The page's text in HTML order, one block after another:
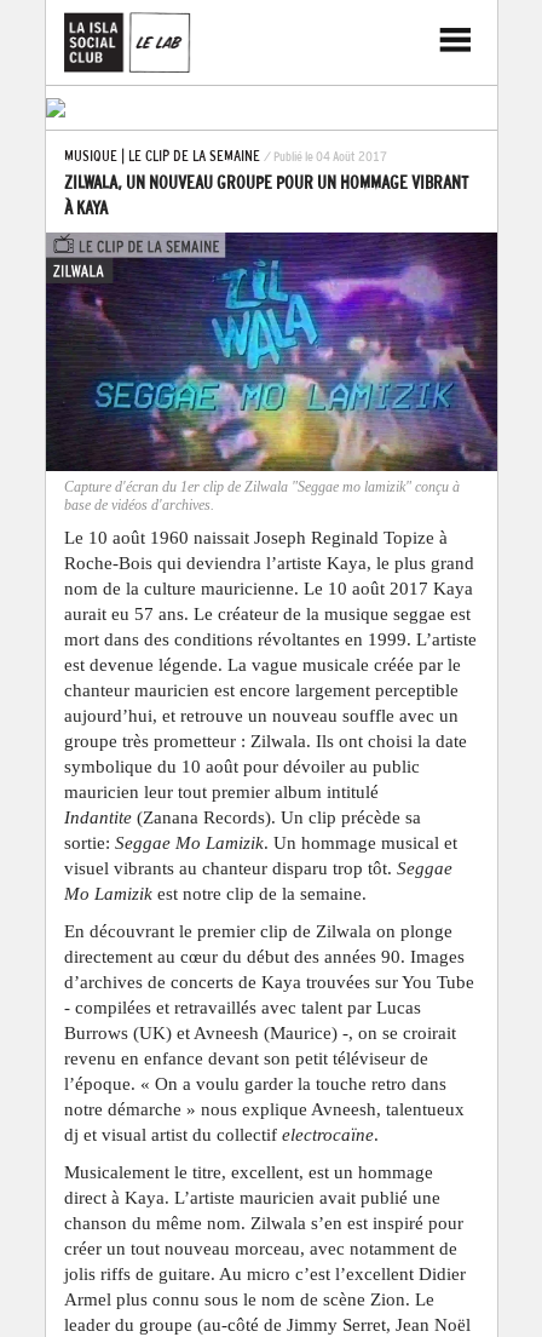
MUSIQUE| LE CLIP DE LA SEMAINE / Publié le 04 Août 2017
ZILWALA, UN NOUVEAU GROUPE POUR UN HOMMAGE VIBRANT
À KAYA
Capture d'écran du 1er clip de Zilwala "Seggae mo lamizik" conçu à
base de vidéos d'archives.
Le 10 août 1960 naissait Joseph Reginald Topize à
Roche-Bois qui deviendra l’artiste Kaya, le plus grand
nom de la culture mauricienne. Le 10 août 2017 Kaya
aurait eu 57 ans. Le créateur de la musique seggae est
mort dans des conditions révoltantes en 1999. L’artiste
est devenue légende. La vague musicale créée par le
chanteur mauricien est encore largement perceptible
aujourd’hui, et retrouve un nouveau souffle avec un
groupe très prometteur : Zilwala. Ils ont choisi la date
symbolique du 10 août pour dévoiler au public
mauricien leur tout premier album intitulé
Indantite(Zanana Records). Un clip précède sa
sortie: Seggae Mo Lamizik. Un hommage musical et
visuel vibrants au chanteur disparu trop tôt. Seggae
Mo Lamizikest notre clip de la semaine.
En découvrant le premier clip de Zilwala on plonge
directement au cœur du début des années 90. Images
d’archives de concerts de Kaya trouvées sur You Tube
- compilées et retravaillés avec talent par Lucas
Burrows (UK) et Avneesh (Maurice) -, on se croirait
revenu en enfance devant son petit téléviseur de
l’époque. « On a voulu garder la touche retro dans
notre démarche » nous explique Avneesh, talentueux
dj et visual artist du collectif electrocaïne.
Musicalement le titre, excellent, est un hommage
direct à Kaya. L’artiste mauricien avait publié une
chanson du même nom. Zilwala s’en est inspiré pour
créer un tout nouveau morceau, avec notamment de
jolis riffs de guitare. Au micro c’est l’excellent Didier
Armel plus connu sous le nom de scène Zion. Le
leader du groupe (au-côté de Jimmy Serret, Jean Noël